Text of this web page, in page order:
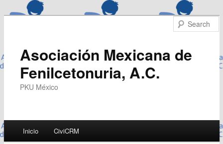
Asociación Mexicana de
Fenilcetonuria, A.C.
PKU México
Main menu
Skip
Inicio CiviCRM